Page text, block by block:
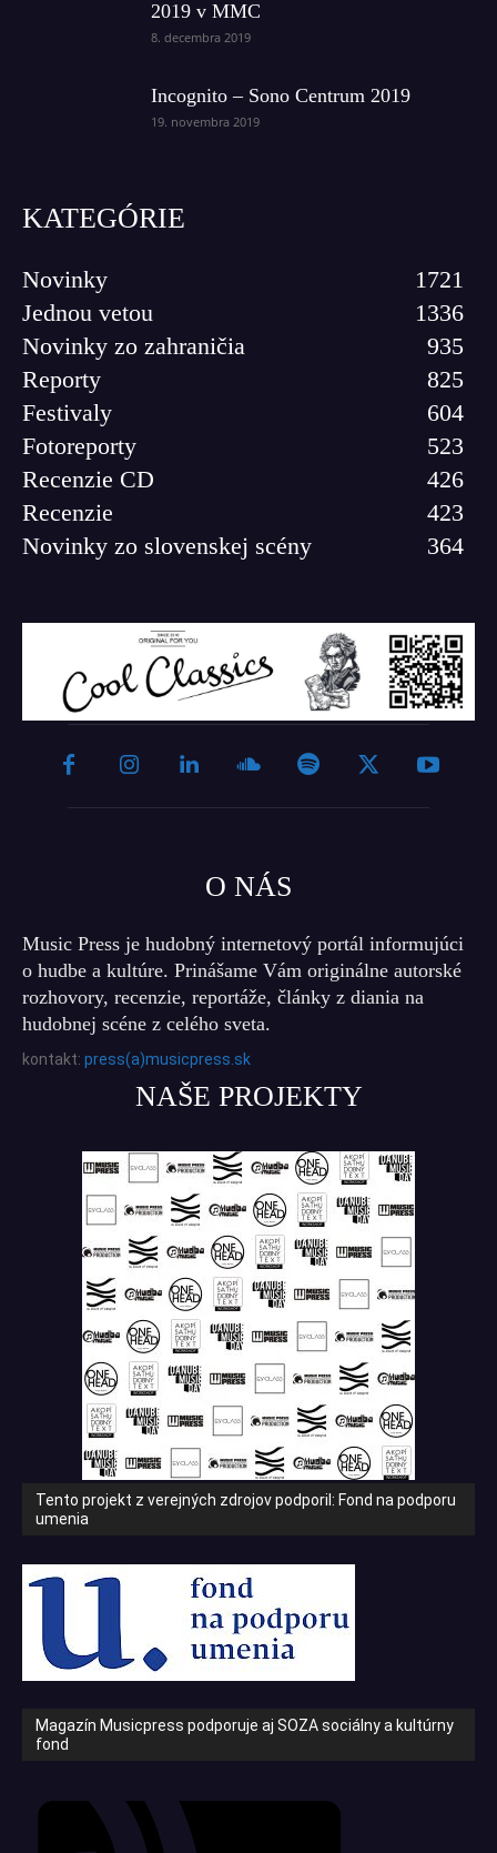
2019 v MMC
8. decembra 2019
Incognito – Sono Centrum 2019
19. novembra 2019
KATEGÓRIE
Novinky
1721
Jednou vetou
1336
Novinky zo zahraničia
935
Reporty
825
Festivaly
604
Fotoreporty
523
Recenzie CD
426
Recenzie
423
Novinky zo slovenskej scény
364
O NÁS
Music Press je hudobný internetový portál informujúci
o hudbe a kultúre. Prinášame Vám originálne autorské
rozhovory, recenzie, reportáže, články z diania na
hudobnej scéne z celého sveta.
kontakt: press(a)musicpress.sk
NAŠE PROJEKTY
Tento projekt z verejných zdrojov podporil: Fond na podporu
umenia
Magazín Musicpress podporuje aj SOZA sociálny a kultúrny
fond